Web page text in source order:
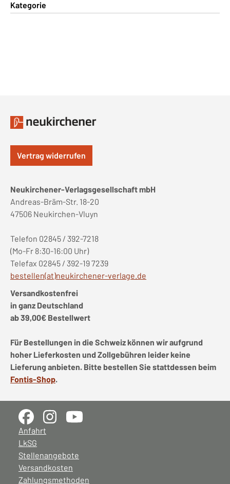
Kategorie
Vertrag widerrufen
Neukirchener-Verlagsgesellschaft mbH
Andreas-Bräm-Str. 18-20
47506 Neukirchen-Vluyn
Telefon 02845 / 392-7218
(Mo-Fr 8:30-16:00 Uhr)
Telefax 02845 / 392-19 7239
bestellen(at)neukirchener-verlage.de
Versandkostenfrei
in ganz Deutschland
ab 39,00€ Bestellwert
Für Bestellungen in die Schweiz können wir aufgrund
hoher Lieferkosten und Zollgebühren leider keine
Lieferung anbieten. Bitte bestellen Sie stattdessen beim
Fontis-Shop.
Anfahrt
LkSG
Stellenangebote
Versandkosten
Zahlungsmethoden